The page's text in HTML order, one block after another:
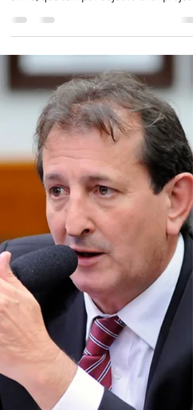
PAGAMENTO DE AUXILIO
Deputado Pompeu de Matos, foi
nomeado relator da Sugestão Legislativa
37/19, que tem por objetivo criar projeto
de lei para reformar o...